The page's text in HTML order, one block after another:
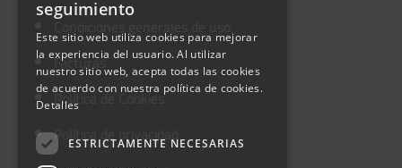
Condiciones generales de uso
Facturas
Política de Cookies
Política de privacidad
seguimiento
Este sitio web utiliza cookies para mejorar
la experiencia del usuario. Al utilizar
nuestro sitio web, acepta todas las cookies
de acuerdo con nuestra política de cookies.
Detalles
ESTRICTAMENTE NECESARIAS